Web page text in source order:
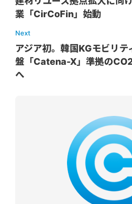
業「CirCoFin」始動
Next
アジア初。韓国KGモビリテ
盤「Catena-X」準拠の
へ